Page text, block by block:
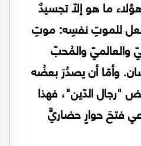
ما هو إلّا تجسيدٌ
للموتِ نفسِه: موتِ
والعالميّ والمُحبّ
وأمّا أن يصدُرَ بعضُه
"رجال الدّين"، فهذا
فتحَ حوارٍ حضاريٍّ